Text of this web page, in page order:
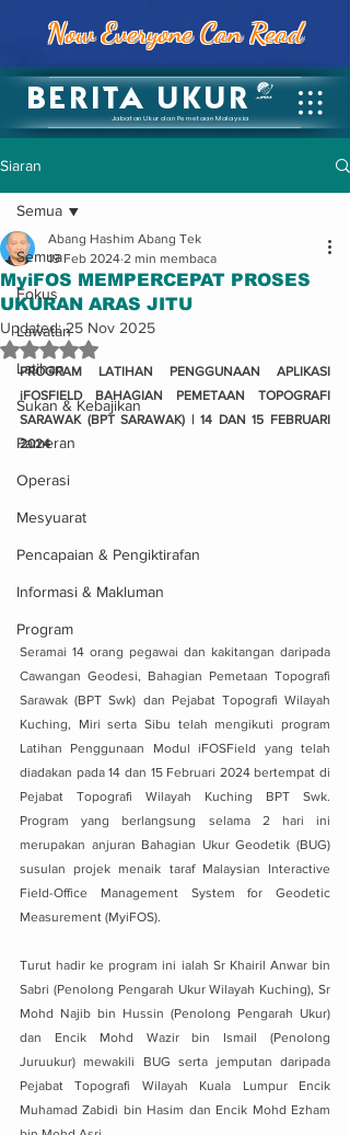
BERITA UKUR
Jabatan Ukur dan Pemetaan Malaysia
Now Everyone Can Read
Siaran
Semua
Fokus
Lawatan
Latihan
Sukan & Kebajikan
Pameran
Operasi
Mesyuarat
Pencapaian & Pengiktirafan
Informasi & Makluman
Program
Semua
MyiFOS MEMPERCEPAT PROSES
UKURAN ARAS JITU
Abang Hashim Abang Tek
19 Feb 2024 2 min membaca
Updated:25 Nov 2025
Dinilai NaN daripada 5 bintang.
PROGRAM LATIHAN PENGGUNAAN APLIKASI
iFOSFIELD BAHAGIAN PEMETAAN TOPOGRAFI
SARAWAK (BPT SARAWAK) | 14 DAN 15 FEBRUARI
2024
Seramai 14 orang pegawai dan kakitangan daripada
Cawangan Geodesi, Bahagian Pemetaan Topografi
Sarawak (BPT Swk) dan Pejabat Topografi Wilayah
Kuching, Miri serta Sibu telah mengikuti program
Latihan Penggunaan Modul iFOSField yang telah
diadakan pada 14 dan 15 Februari 2024 bertempat di
Pejabat Topografi Wilayah Kuching BPT Swk.
Program yang berlangsung selama 2 hari ini
merupakan anjuran Bahagian Ukur Geodetik (BUG)
susulan projek menaik taraf Malaysian Interactive
Field-Office Management System for Geodetic
Measurement (MyiFOS).
Turut hadir ke program ini ialah Sr Khairil Anwar bin
Sabri (Penolong Pengarah Ukur Wilayah Kuching), Sr
Mohd Najib bin Hussin (Penolong Pengarah Ukur)
dan Encik Mohd Wazir bin Ismail (Penolong
Juruukur) mewakili BUG serta jemputan daripada
Pejabat Topografi Wilayah Kuala Lumpur Encik
Muhamad Zabidi bin Hasim dan Encik Mohd Ezham